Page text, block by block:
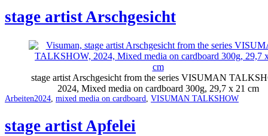
stage artist Arschgesicht
stage artist Arschgesicht from the series VISUMAN
2024, Mixed media on cardboard 300g, 29,7 x 21 cm
Categorized
ArbeitenTagged
2024 mixed media on cardboard VISUMAN TALKSHOW
stage artist Apfelei